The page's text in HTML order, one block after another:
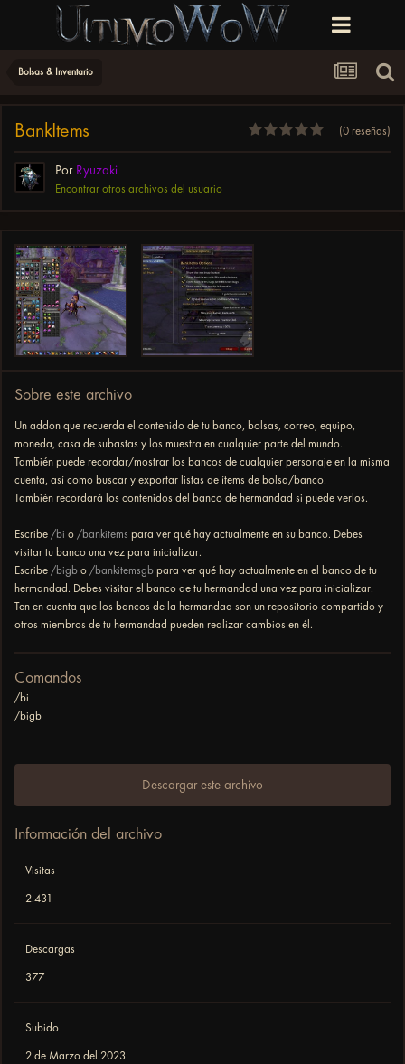
Bolsas & Inventario
BankItems (0 reseñas)
Por Ryuzaki
Encontrar otros archivos del usuario
Sobre este archivo
Un addon que recuerda el contenido de tu banco, bolsas, correo, equipo,
moneda, casa de subastas y los muestra en cualquier parte del mundo.
También puede recordar/mostrar los bancos de cualquier personaje en la misma
cuenta, así como buscar y exportar listas de ítems de bolsa/banco.
También recordará los contenidos del banco de hermandad si puede verlos.
Escribe /bi o /bankitems para ver qué hay actualmente en su banco. Debes
visitar tu banco una vez para inicializar.
Escribe /bigb o /bankitemsgb para ver qué hay actualmente en el banco de tu
hermandad. Debes visitar el banco de tu hermandad una vez para inicializar.
Ten en cuenta que los bancos de la hermandad son un repositorio compartido y
otros miembros de tu hermandad pueden realizar cambios en él.
Comandos
/bi
/bigb
Descargar este archivo
Información del archivo
Visitas
2.431
Descargas
377
Subido
2 de Marzo del 2023